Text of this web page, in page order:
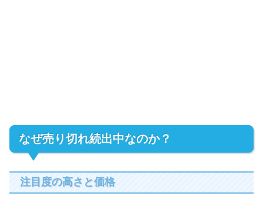
なぜ売り切れ続出中なのか？
注目度の高さと価格